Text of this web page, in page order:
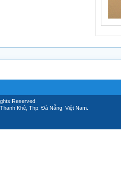
Reserved.
Khê, Thp. Đà Nẵng, Việt Nam.